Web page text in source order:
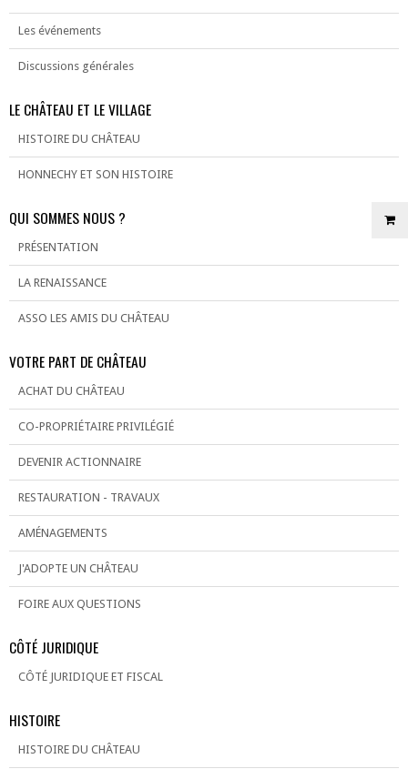
Les événements
Discussions générales
LE CHÂTEAU ET LE VILLAGE
HISTOIRE DU CHÂTEAU
HONNECHY ET SON HISTOIRE
QUI SOMMES NOUS ?
PRÉSENTATION
LA RENAISSANCE
ASSO LES AMIS DU CHÂTEAU
VOTRE PART DE CHÂTEAU
ACHAT DU CHÂTEAU
CO-PROPRIÉTAIRE PRIVILÉGIÉ
DEVENIR ACTIONNAIRE
RESTAURATION - TRAVAUX
AMÉNAGEMENTS
J'ADOPTE UN CHÂTEAU
FOIRE AUX QUESTIONS
CÔTÉ JURIDIQUE
CÔTÉ JURIDIQUE ET FISCAL
HISTOIRE
HISTOIRE DU CHÂTEAU